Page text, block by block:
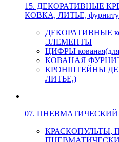
15. ДЕКОРАТИВНЫЕ
КОВКА, ЛИТЬЕ,
ДЕКОРАТИВНЫЕ
ЭЛЕМЕНТЫ
ЦИФРЫ кованая(для
КОВАНАЯ
КРОНШТЕЙНЫ
ЛИТЬЕ,)
07.
КРАСКОПУЛЬТЫ,